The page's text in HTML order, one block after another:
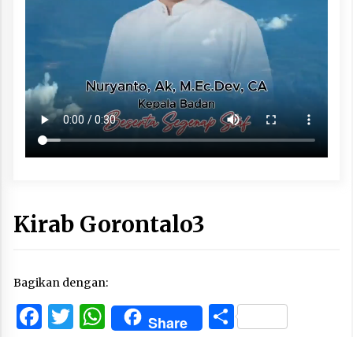
Kirab Gorontalo3
Bagikan dengan:
Facebook
Twitter
WhatsApp
Share Share